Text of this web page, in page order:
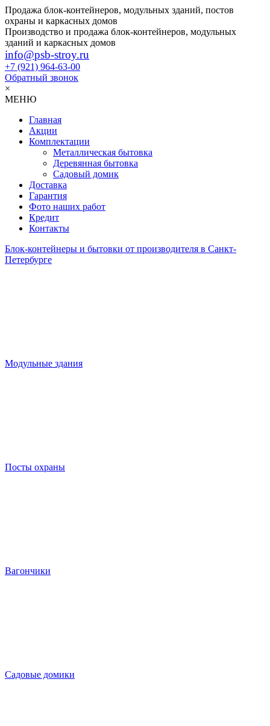
Продажа блок-контейнеров, модульных зданий, постов
охраны и каркасных домов
Производство и продажа блок-контейнеров, модульных
зданий и каркасных домов
info@psb-stroy.ru
+7 (921) 964-63-00
Обратный звонок
×
МЕНЮ
Главная
Акции
Комплектации
Металлическая бытовка
Деревянная бытовка
Садовый домик
Доставка
Гарантия
Фото наших работ
Кредит
Контакты
Блок-контейнеры и бытовки от производителя в Санкт-
Петербурге
Модульные здания
Посты охраны
Вагончики
Садовые домики